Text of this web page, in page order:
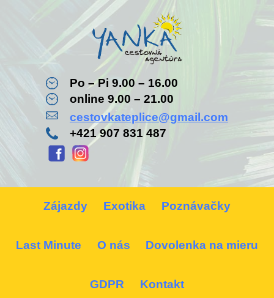
Po – Pi 9.00 – 16.00
online 9.00 – 21.00
cestovkateplice@gmail.com
+421 907 831 487
Zájazdy Exotika Poznávačky
Last Minute O nás Dovolenka na mieru
GDPR Kontakt